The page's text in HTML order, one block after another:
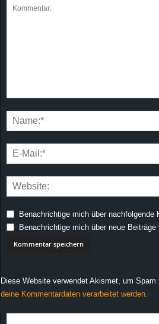
Benachrichtige mich über nachfolgende
Benachrichtige mich über neue Beiträge
Diese Website verwendet Akismet, um Spam
deine Kommentardaten verarbeitet werden.